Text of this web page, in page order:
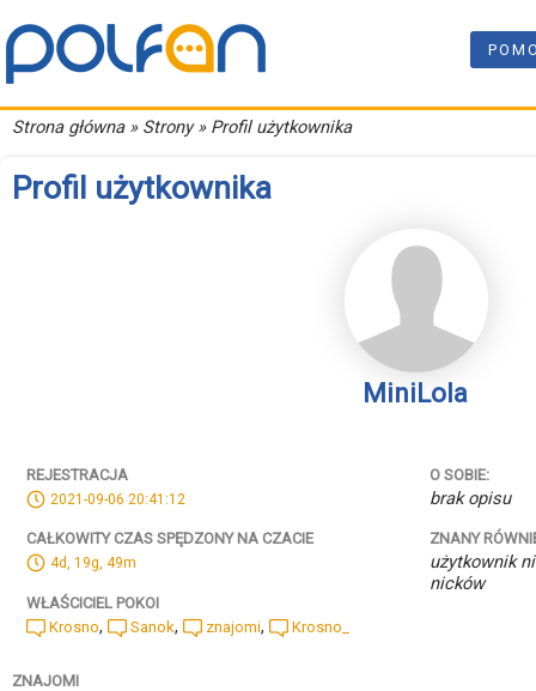
Strona główna» Strony » Profil użytkownika
Profil użytkownika
MiniLola
REJESTRACJA
2021-09-06 20:41:12
CAŁKOWITY CZAS SPĘDZONY NA CZACIE
4d, 19g, 49m
WŁAŚCICIEL POKOI
Krosno, Sanok, znajomi, Krosno_
O SOBIE:
brak opisu
ZNANY
użytkownik
nicków
ZNAJOMI